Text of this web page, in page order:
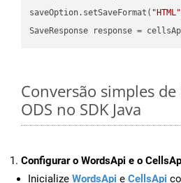
saveOption.setSaveFormat( "HTML"
SaveResponse response =
Conversão simples de
ODS no SDK Java
Configurar o WordsApi e o
Inicialize WordsApi e CellsApi